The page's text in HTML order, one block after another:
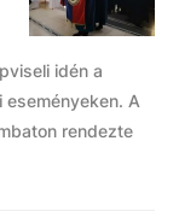
idén a
A
rendezte